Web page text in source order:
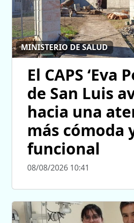
MINISTERIO DE SALUD
El CAPS ‘Eva
de San Luis
hacia una
más cómoda
funcional
08/08/2026 10:41